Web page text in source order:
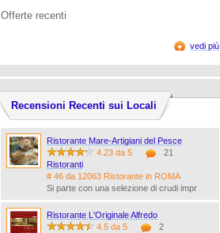
Offerte recenti
vedi più
Recensioni Recenti sui Locali
Ristorante Mare-Artigiani del Pesce
4.23 da 5
21
Ristoranti
# 46 da 12063 Ristorante in ROMA
Si parte con una selezione di crudi impr
Ristorante L'Originale Alfredo
4.5 da 5
2